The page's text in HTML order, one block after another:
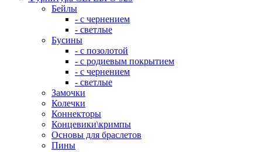
Бейлы
- с чернением
- светлые
Бусины
- с позолотой
- с родиевым покрытием
- с чернением
- светлые
Замочки
Колечки
Коннекторы
Концевики\кримпы
Основы для браслетов
Пины